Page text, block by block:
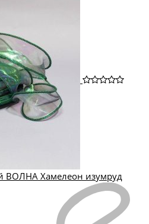
ВОЛНА Хамелеон изумруд